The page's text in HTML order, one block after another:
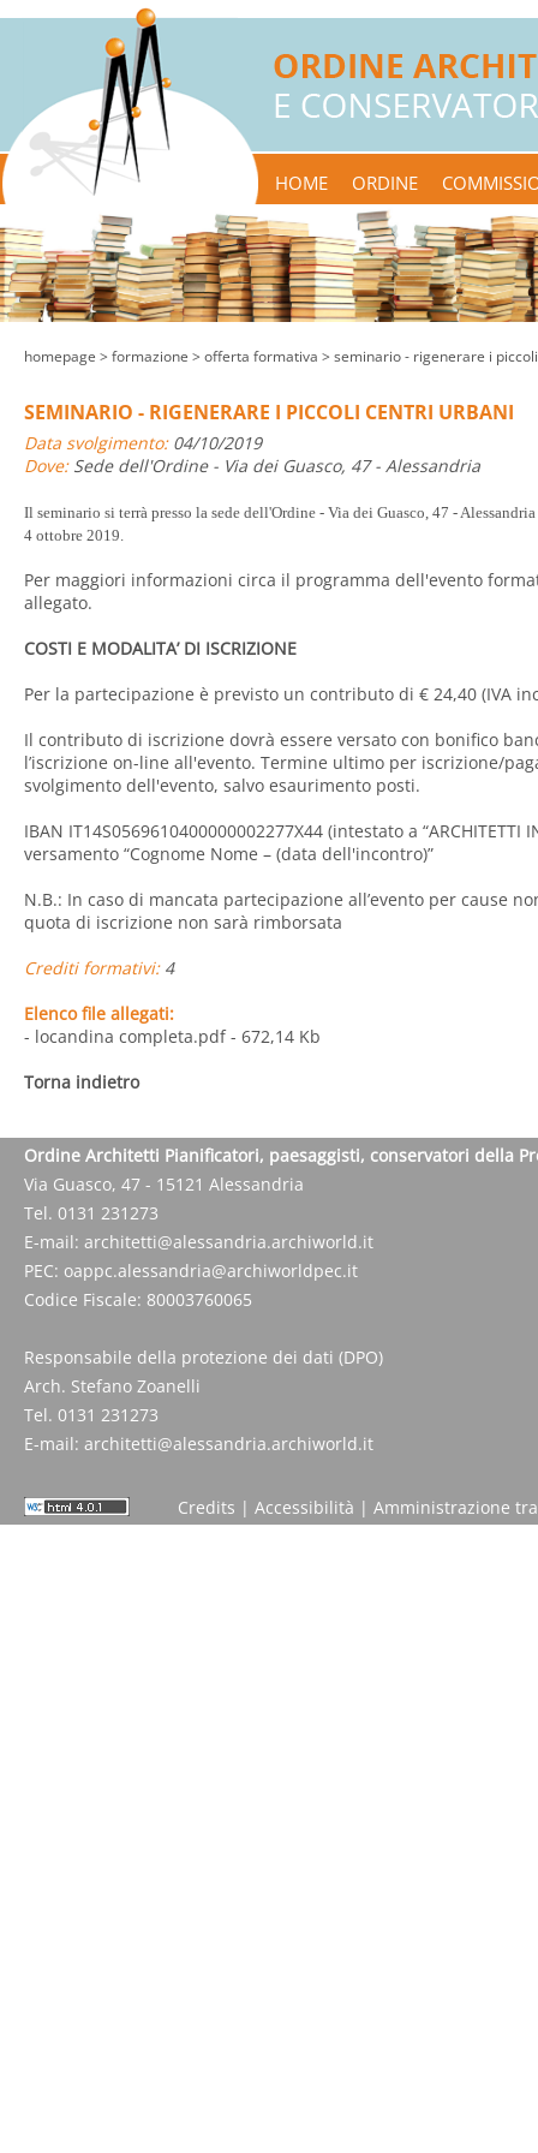
HOME ORDINE
homepage > formazione > offerta formativa > seminario - rigenerare i
SEMINARIO - RIGENERARE I PICCOLI CENTRI URBANI
Data svolgimento:04/10/2019
Dove:Sede dell'Ordine - Via dei Guasco, 47 - Alessandria
Il seminario si terrà presso la sede dell'Ordine - Via dei Guasco, 47 -
4 ottobre 2019.
Per maggiori informazioni circa il programma dell'evento
allegato.
COSTI E MODALITA’ DI ISCRIZIONE
Per la partecipazione è previsto un contributo di € 24,40 (IVA
Il contributo di iscrizione dovrà essere versato con bonifico
l’iscrizione on-line all'evento. Termine ultimo per iscrizione/
svolgimento dell'evento, salvo esaurimento posti.
IBAN IT14S0569610400000002277X44 (intestato a “ARCHITETTI
versamento “Cognome Nome – (data dell'incontro)”
N.B.: In caso di mancata partecipazione all’evento per cause
quota di iscrizione non sarà rimborsata
Crediti formativi:4
Elenco file allegati:
- locandina completa.pdf- 672,14 Kb
Torna indietro
Ordine Architetti Pianificatori, paesaggisti, conservatori della
Via Guasco, 47 - 15121 Alessandria
Tel. 0131 231273
E-mail: architetti@alessandria.archiworld.it
PEC: oappc.alessandria@archiworldpec.it
Codice Fiscale: 80003760065
Responsabile della protezione dei dati (DPO)
Arch. Stefano Zoanelli
Tel. 0131 231273
E-mail: architetti@alessandria.archiworld.it
Credits | Accessibilità | Amministrazione